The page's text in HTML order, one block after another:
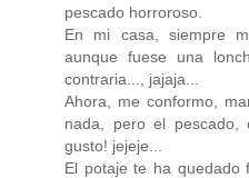
pescado horroroso.
En mi casa, siempre
aunque fuese una
contraria..., jajaja...
Ahora, me conformo,
nada, pero el
gusto! jejeje...
El potaje te ha quedado